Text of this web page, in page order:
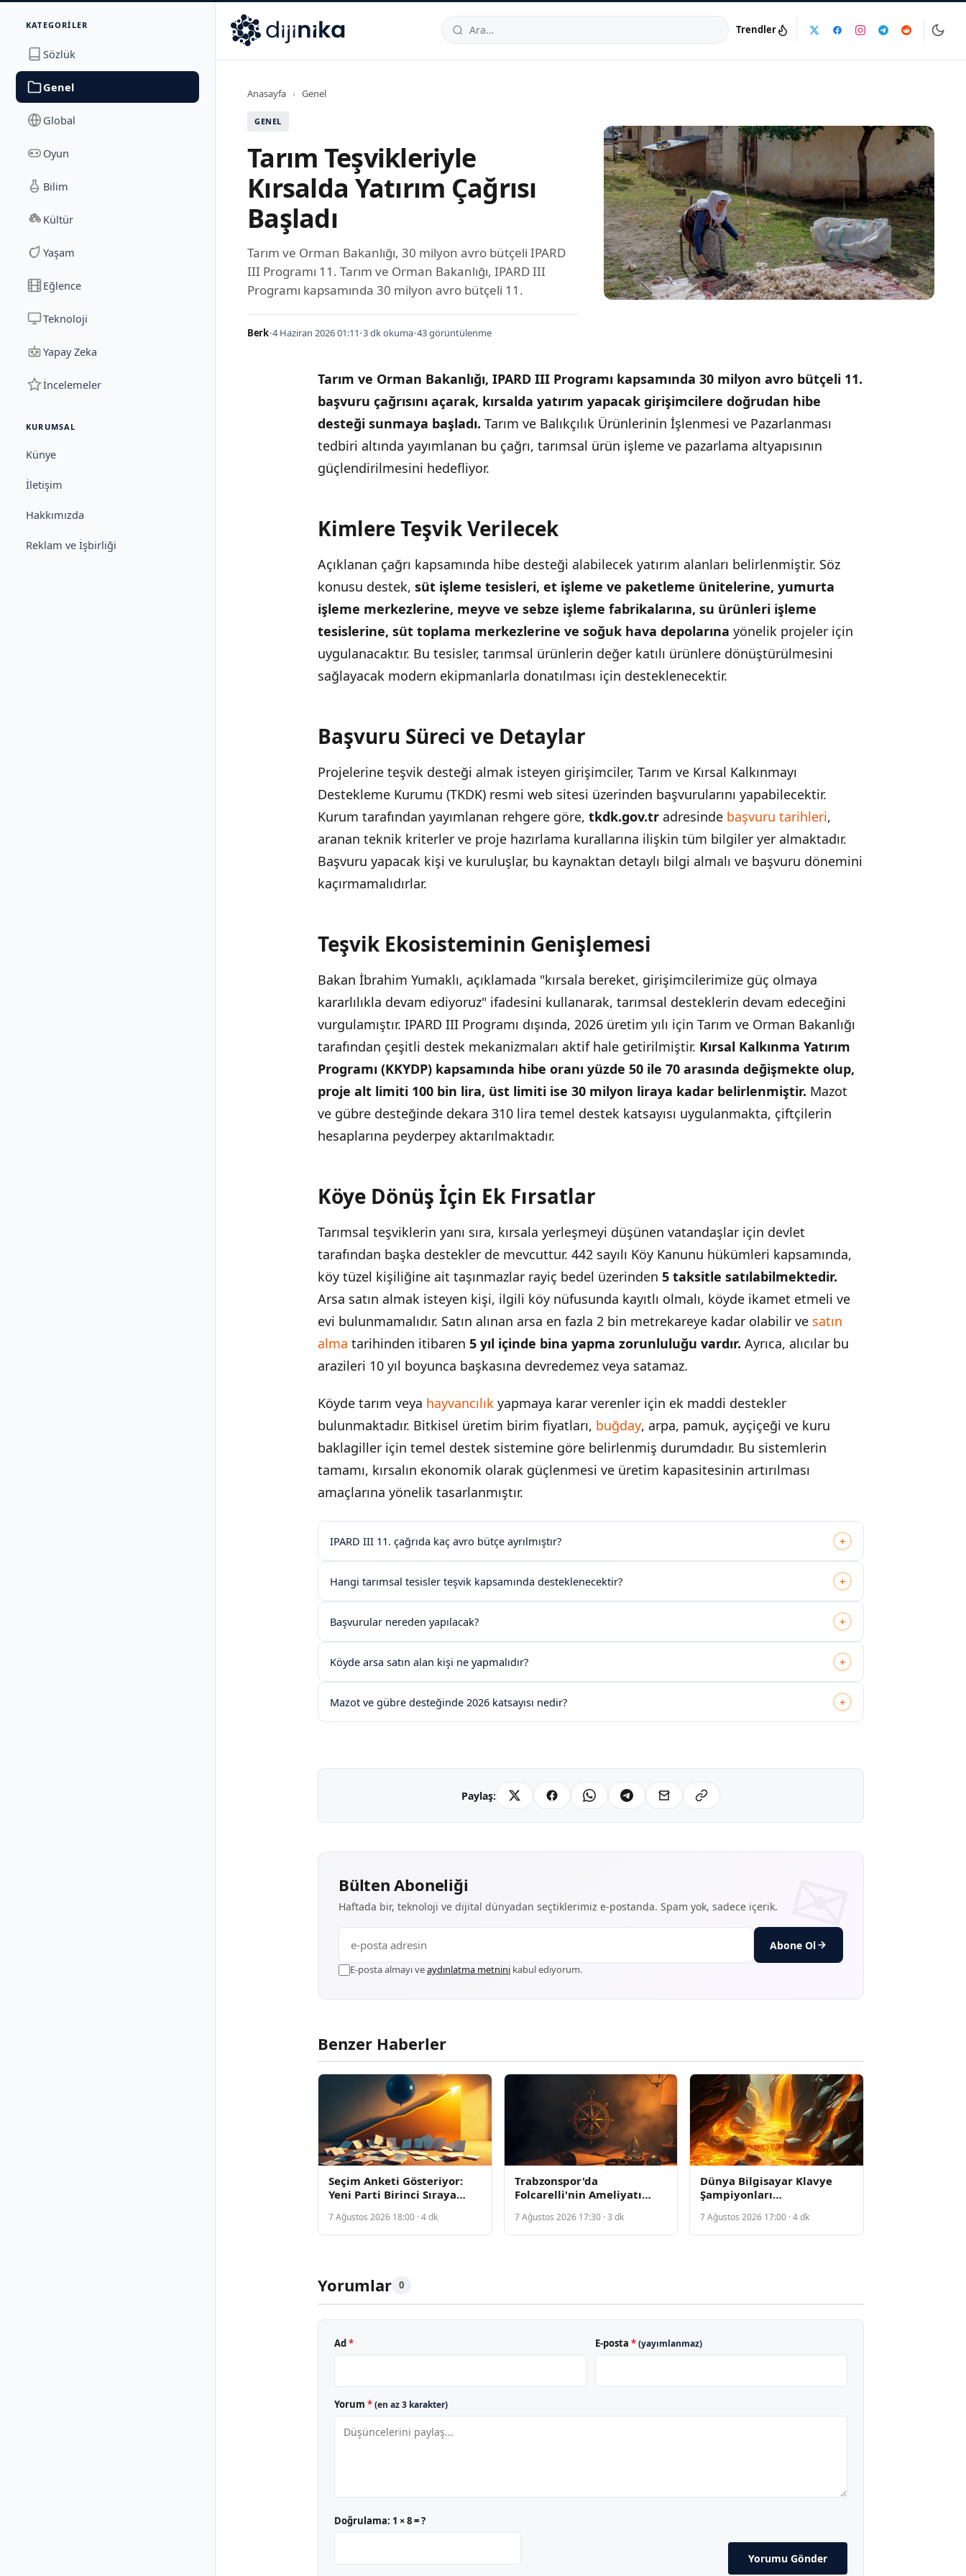
KATEGORILER
Sözlük
Genel
Global
Oyun
Bilim
Kültür
Yaşam
Eğlence
Teknoloji
Yapay Zeka
İncelemeler
KURUMSAL
Künye
İletişim
Hakkımızda
Reklam ve İşbirliği
İletişim
Dijinika Avrasya Cad. Sitesi B Blok No: 17/2A, Marmara Mahallesi 34520TRTelefon:0850 444 30 49E-posta:info@dijinika.net
Trendler
Anasayfa › Genel
GENEL
Tarım Teşvikleriyle
Kırsalda Yatırım Çağrısı
Başladı
Tarım ve Orman Bakanlığı, 30 milyon avro bütçeli IPARD
III Programı 11. Tarım ve Orman Bakanlığı, IPARD III
Programı kapsamında 30 milyon avro bütçeli 11.
Berk•4 Haziran 2026 01:11•3 dk okuma•43 görüntülenme
Tarım ve Orman Bakanlığı, IPARD III Programı kapsamında 30 milyon avro bütçeli 11.
başvuru çağrısını açarak, kırsalda yatırım yapacak girişimcilere doğrudan hibe
desteği sunmaya başladı. Tarım ve Balıkçılık Ürünlerinin İşlenmesi ve Pazarlanması
tedbiri altında yayımlanan bu çağrı, tarımsal ürün işleme ve pazarlama altyapısının
güçlendirilmesini hedefliyor.
İÇINDEKILER ›
Kimlere Teşvik Verilecek
Teşvik Ekosisteminin Genişlemesi
Kimlere Teşvik Verilecek
Açıklanan çağrı kapsamında hibe desteği alabilecek yatırım alanları belirlenmiştir. Söz
konusu destek, süt işleme tesisleri, et işleme ve paketleme ünitelerine, yumurta
işleme merkezlerine, meyve ve sebze işleme fabrikalarına, su ürünleri işleme
tesislerine, süt toplama merkezlerine ve soğuk hava depolarına yönelik projeler için
uygulanacaktır. Bu tesisler, tarımsal ürünlerin değer katılı ürünlere dönüştürülmesini
sağlayacak modern ekipmanlarla donatılması için desteklenecektir.
Başvuru Süreci ve Detaylar
Projelerine teşvik desteği almak isteyen girişimciler, Tarım ve Kırsal Kalkınmayı
Destekleme Kurumu (TKDK) resmi web sitesi üzerinden başvurularını yapabilecektir.
Kurum tarafından yayımlanan rehgere göre, tkdk.gov.tr adresinde başvuru tarihleri,
aranan teknik kriterler ve proje hazırlama kurallarına ilişkin tüm bilgiler yer almaktadır.
Başvuru yapacak kişi ve kuruluşlar, bu kaynaktan detaylı bilgi almalı ve başvuru dönemini
kaçırmamalıdırlar.
Teşvik Ekosisteminin Genişlemesi
Bakan İbrahim Yumaklı, açıklamada "kırsala bereket, girişimcilerimize güç olmaya
kararlılıkla devam ediyoruz" ifadesini kullanarak, tarımsal desteklerin devam edeceğini
vurgulamıştır. IPARD III Programı dışında, 2026 üretim yılı için Tarım ve Orman Bakanlığı
tarafından çeşitli destek mekanizmaları aktif hale getirilmiştir. Kırsal Kalkınma Yatırım
Programı (KKYDP) kapsamında hibe oranı yüzde 50 ile 70 arasında değişmekte olup,
proje alt limiti 100 bin lira, üst limiti ise 30 milyon liraya kadar belirlenmiştir. Mazot
ve gübre desteğinde dekara 310 lira temel destek katsayısı uygulanmakta, çiftçilerin
hesaplarına peyderpey aktarılmaktadır.
Köye Dönüş İçin Ek Fırsatlar
Tarımsal teşviklerin yanı sıra, kırsala yerleşmeyi düşünen vatandaşlar için devlet
tarafından başka destekler de mevcuttur. 442 sayılı Köy Kanunu hükümleri kapsamında,
köy tüzel kişiliğine ait taşınmazlar rayiç bedel üzerinden 5 taksitle satılabilmektedir.
Arsa satın almak isteyen kişi, ilgili köy nüfusunda kayıtlı olmalı, köyde ikamet etmeli ve
evi bulunmamalıdır. Satın alınan arsa en fazla 2 bin metrekareye kadar olabilir ve satın
alma tarihinden itibaren 5 yıl içinde bina yapma zorunluluğu vardır. Ayrıca, alıcılar bu
arazileri 10 yıl boyunca başkasına devredemez veya satamaz.
Köyde tarım veya hayvancılık yapmaya karar verenler için ek maddi destekler
bulunmaktadır. Bitkisel üretim birim fiyatları, buğday, arpa, pamuk, ayçiçeği ve kuru
baklagiller için temel destek sistemine göre belirlenmiş durumdadır. Bu sistemlerin
tamamı, kırsalın ekonomik olarak güçlenmesi ve üretim kapasitesinin artırılması
amaçlarına yönelik tasarlanmıştır.
IPARD III 11. çağrıda kaç avro bütçe ayrılmıştır? +
Hangi tarımsal tesisler teşvik kapsamında desteklenecektir? +
Başvurular nereden yapılacak? +
Köyde arsa satın alan kişi ne yapmalıdır? +
Mazot ve gübre desteğinde 2026 katsayısı nedir? +
Paylaş:
Bülten Aboneliği
Haftada bir, teknoloji ve dijital dünyadan seçtiklerimiz e-postanda. Spam yok, sadece içerik.
Abone Ol
E-posta almayı veaydınlatma metnini kabul ediyorum.
Benzer Haberler
Seçim Anketi Gösteriyor:
Yeni Parti Birinci Sıraya
7 Ağustos 2026 18:00 · 4 dk
Trabzonspor'da
Folcarelli'nin Ameliyatı
Geri Döndü
7 Ağustos 2026 17:30 · 3 dk
Dünya Bilgisayar Klavye
Şampiyonları
Karşılamalara Katıldı
7 Ağustos 2026 17:00 · 4 dk
Yorumlar 0
Ad* E-posta *(yayımlanmaz)
Yorum *(en az 3 karakter)
Doğrulama: 1 × 8 = ?
Yorumu Gönder